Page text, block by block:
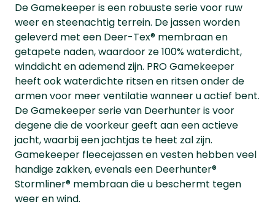
De Gamekeeper is een robuuste serie voor ruw
weer en steenachtig terrein. De jassen worden
geleverd met een Deer-Tex® membraan en
getapete naden, waardoor ze 100% waterdicht,
winddicht en ademend zijn. PRO Gamekeeper
heeft ook waterdichte ritsen en ritsen onder de
armen voor meer ventilatie wanneer u actief bent.
De Gamekeeper serie van Deerhunter is voor
degene die de voorkeur geeft aan een actieve
jacht, waarbij een jachtjas te heet zal zijn.
Gamekeeper fleecejassen en vesten hebben veel
handige zakken, evenals een Deerhunter®
Stormliner® membraan die u beschermt tegen
weer en wind.